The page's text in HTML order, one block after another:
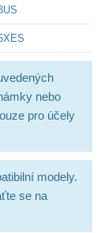
nebo
pro účely
modely.
se na